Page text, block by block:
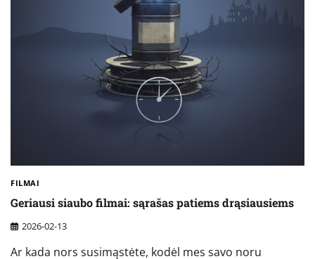
FILMAI
Geriausi siaubo filmai: sąrašas patiems drąsiausiems
2026-02-13
Ar kada nors susimąstėte, kodėl mes savo noru